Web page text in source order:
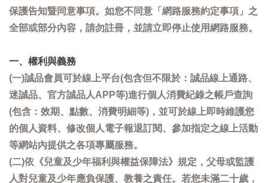
保護告知暨同意事項。如您不同意「網路服務約定事項」之
全部或部分內容，請勿註冊，並請立即停止使用網路服務。
一、權利與義務
(一)誠品會員可於線上平台(包含但不限於：誠品線上通路、
迷誠品、官方誠品人APP等)進行個人消費紀錄之帳戶查詢
(包含：效期、點數、消費明細等)，並可於線上即時維護您
的個人資料、修改個人電子報退訂閱、參加指定之線上活動
等網站內提供之各項專屬服務。
(二)依《兒童及少年福利與權益保障法》規定，父母或監護
人對兒童及少年應負保護、教養之責任。若您未滿二十歲，